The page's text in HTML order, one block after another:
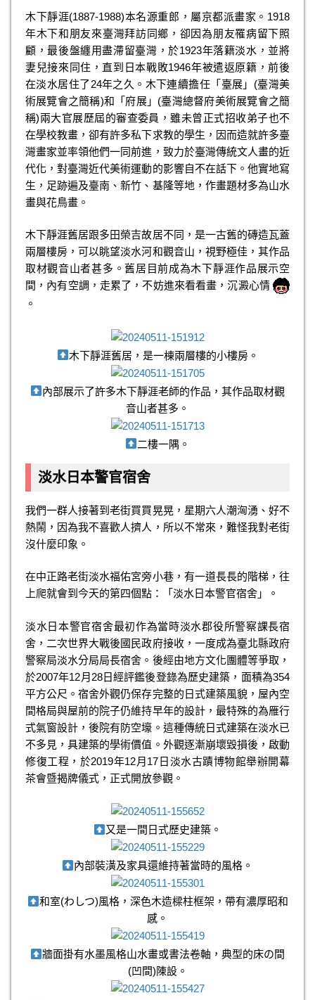
木下靜涯(1887-1988)本名源重郎，屬京都派畫家。1918
年木下和朋友來臺灣拜訪同鄉，卻因為朋友罹病留下照
顧，最後盤纏用盡滯留臺灣，於1923年落籍淡水，並將
妻兒接來同住，直到日本戰敗1946年被遣返原籍，前後
在淡水居住了24年之久。木下連續擔任「臺展」(臺灣美
術展覽會之簡稱)和「府展」(臺灣總督府美術展覽會之簡
稱)兩大官展歷屆的審查委員，雖未曾正式招收弟子也不
在學校教畫，卻有許多私下求教的學生，因而造就許多臺
灣畫家並率領他們一同前進，致力於臺灣傳統文人畫的近
代化，對臺灣近代美術運動的影響自不在話下。他實地寫
生，足跡遍及臺南、新竹、基隆等地，作畫題材多為山水
畫與花鳥畫。
木下靜涯舊居跟多田榮吉故居不同，是一古舊的磚造瓦蓋
兩層樓房，可以眺望淡水河和觀音山，視野極佳，其作品
取材觀音山者甚多。舊居目前成為木下靜涯作品展示空
間，內有空調，走累了，不妨進來看看畫，沉澱心情
。
木下靜涯舊居，是一棟兩層樓的小樓房。
內部展示了許多木下靜涯老師的作品，其作品取材觀
音山者甚多。
二樓一隅。
淡水日本警官宿舍
我們一群人接著到老街買買晃晃，星期六人潮洶湧、好不
熱鬧，因為我不喜歡人擠人，所以不常來，難怪我對老街
沒什麼印象。
在中正路老街淡水福佑宮旁小巷，有一道長長的階梯，往
上爬就會到今天的第四個點：「淡水日本警官宿舍」。
淡水日本警官宿舍最初作為當時淡水郡役所警察課長宿
舍，二次世界大戰後國民政府接收，一度成為臺北縣政府
警察局淡水分局局長宿舍。後經由地方文化團體等爭取，
於2007年12月28日經評鑑後登錄為歷史建築，面積為354
平方公尺。宿舍外觀仍保存完整的日式建築風貌，屋內空
間格局與屋前的院子仍維持早年的設計，最特殊的為雁行
式氣窗設計，後院有防空壕。這種傳統日式建築在淡水已
不多見，具建築的學術價值。外觀逐漸崩壞毀損後，啟動
修復工程，於2019年12月17日淡水古蹟博物館舉辦開幕
茶會暨揭牌儀式，正式開放參觀。
又是一間日式歷史建築。
內部裝潢及家具還維持著當時的風格。
和室(わしつ)風格，深色木造樑柱框架，帶有濃厚昭和
感。
牆面掛有水墨風格山水畫或書法卷軸，典型的床の間
(凹間)陳設。